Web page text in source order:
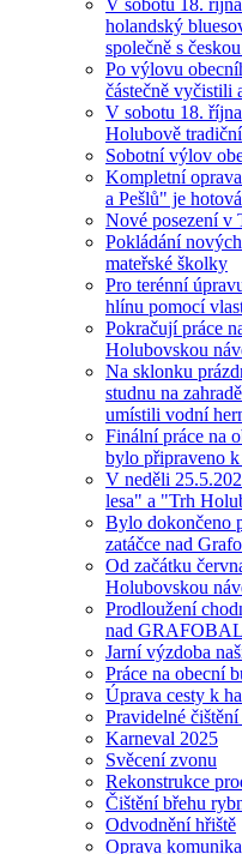
V sobotu 18.
holandský
společně s
Po výlovu
částečně vyčistili
V sobotu 18.
Holubově
Sobotní výlov
Kompletní
a Pešlů" je hotová
Nové posezení
Pokládání
mateřské školky
Pro terénní
hlínu pomocí
Pokračují práce
Holubovskou
Na sklonku
studnu na
umístili vodní
Finální práce na
bylo připraveno k
V neděli
lesa" a "Trh
Bylo dokončeno
zatáčce nad
Od začátku
Holubovskou
Prodloužení
nad
Jarní výzdoba
Práce na obecní
Úprava cesty k
Pravidelné
Karneval 2025
Svěcení zvonu
Rekonstrukce
Čištění břehu
Odvodnění hřiště
Oprava